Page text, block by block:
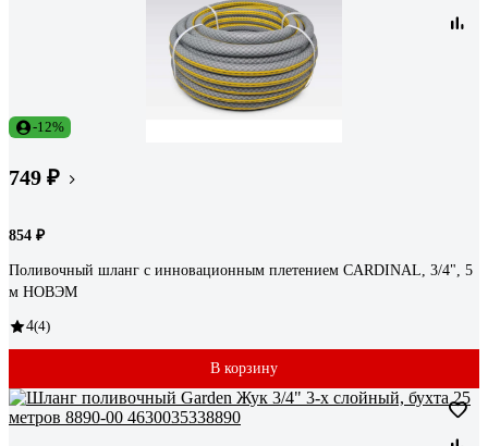
-12%
749 ₽
854 ₽
Поливочный шланг с инновационным плетением CARDINAL, 3/4", 5
м НОВЭМ
4(4)
В корзину